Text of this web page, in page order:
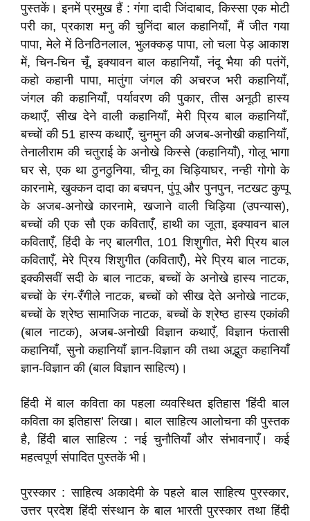
पुस्तकें। इनमें प्रमुख हैं : गंगा दादी जिंदाबाद, किस्सा एक मोटी
परी का, प्रकाश मनु की चुनिंदा बाल कहानियाँ, मैं जीत गया
पापा, मेले में ठिनठिनलाल, भुलक्कड़ पापा, लो चला पेड़ आकाश
में, चिन-चिन चूँ, इक्यावन बाल कहानियाँ, नंदू भैया की पतंगें,
कहो कहानी पापा, मातुंगा जंगल की अचरज भरी कहानियाँ,
जंगल की कहानियाँ, पर्यावरण की पुकार, तीस अनूठी हास्य
कथाएँ, सीख देने वाली कहानियाँ, मेरी प्रिय बाल कहानियाँ,
बच्चों की 51 हास्य कथाएँ, चुनमुन की अजब-अनोखी कहानियाँ,
तेनालीराम की चतुराई के अनोखे किस्से (कहानियाँ), गोलू भागा
घर से, एक था ठुनठुनिया, चीनू का चिड़ियाघर, नन्ही गोगो के
कारनामे, खुक्कन दादा का बचपन, पुंपू और पुनपुन, नटखट कुप्पू
के अजब-अनोखे कारनामे, खजाने वाली चिड़िया (उपन्यास),
बच्चों की एक सौ एक कविताएँ, हाथी का जूता, इक्यावन बाल
कविताएँ, हिंदी के नए बालगीत, 101 शिशुगीत, मेरी प्रिय बाल
कविताएँ, मेरे प्रिय शिशुगीत (कविताएँ), मेरे प्रिय बाल नाटक,
इक्कीसवीं सदी के बाल नाटक, बच्चों के अनोखे हास्य नाटक,
बच्चों के रंग-रँगीले नाटक, बच्चों को सीख देते अनोखे नाटक,
बच्चों के श्रेष्ठ सामाजिक नाटक, बच्चों के श्रेष्ठ हास्य एकांकी
(बाल नाटक), अजब-अनोखी विज्ञान कथाएँ, विज्ञान फंतासी
कहानियाँ, सुनो कहानियाँ ज्ञान-विज्ञान की तथा अद्भुत कहानियाँ
ज्ञान-विज्ञान की (बाल विज्ञान साहित्य)।
हिंदी में बाल कविता का पहला व्यवस्थित इतिहास 'हिंदी बाल
कविता का इतिहास’ लिखा। बाल साहित्य आलोचना की पुस्तक
है, हिंदी बाल साहित्य : नई चुनौतियाँ और संभावनाएँ। कई
महत्वपूर्ण संपादित पुस्तकें भी।
पुरस्कार : साहित्य अकादेमी के पहले बाल साहित्य पुरस्कार,
उत्तर प्रदेश हिंदी संस्थान के बाल भारती पुरस्कार तथा हिंदी